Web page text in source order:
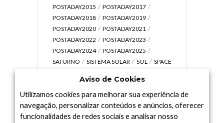
POSTADAY2015
POSTADAY2017
POSTADAY2018
POSTADAY2019
POSTADAY2020
POSTADAY2021
POSTADAY2022
POSTADAY2023
POSTADAY2024
POSTADAY2025
SATURNO
SISTEMA SOLAR SOL
SPACE
UNIVERSO
VÍDEO
Aviso de Cookies
Utilizamos cookies para melhorar sua experiência de
navegação, personalizar conteúdos e anúncios, oferecer
funcionalidades de redes sociais e analisar nosso